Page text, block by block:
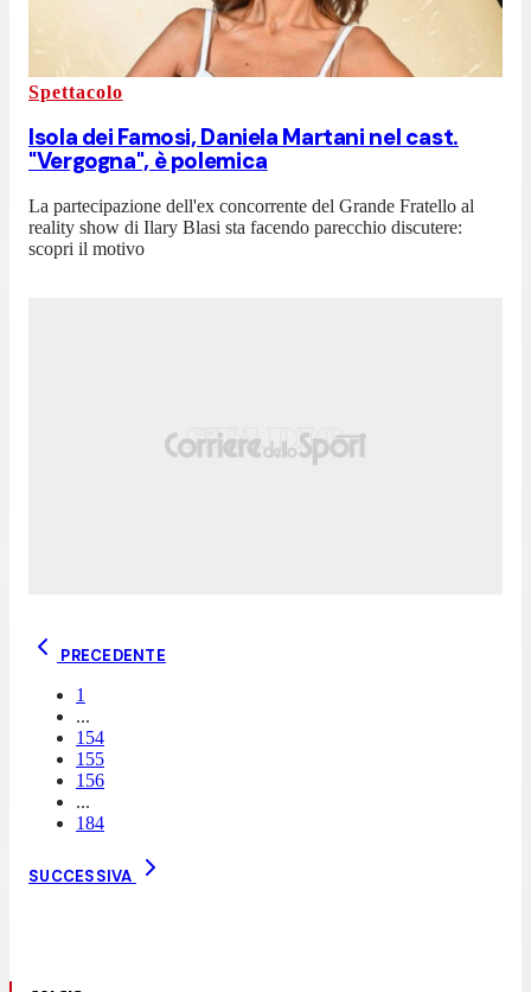
Spettacolo
Isola dei Famosi, Daniela Martani nel cast.
"Vergogna", è polemica
La partecipazione dell'ex concorrente del Grande Fratello al
reality show di Ilary Blasi sta facendo parecchio discutere:
scopri il motivo
PRECEDENTE
1
...
154
155
156
...
184
SUCCESSIVA